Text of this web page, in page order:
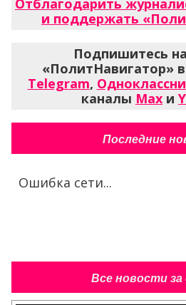
Отблагодарить
и поддержать
Подпишитесь
«ПолитНавигатор»
Telegram,
каналы Max и
Последние
Ошибка сети...
Все новости за